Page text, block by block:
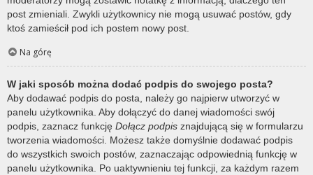
post zmieniali. Zwykli użytkownicy nie mogą usuwać postów, gdy
ktoś zamieścił pod ich postem nowy post.
Na górę
W jaki sposób można dodać podpis do swojego posta?
Aby dodawać podpis do posta, należy go najpierw utworzyć w
panelu użytkownika. Aby dołączyć do danej wiadomości swój
podpis, zaznacz funkcję Dołącz podpis znajdującą się w formularzu
tworzenia wiadomości. Możesz także domyślnie dodawać podpis
do wszystkich swoich postów, zaznaczając odpowiednią funkcję w
panelu użytkownika. Po uaktywnieniu tej funkcji, za każdym razem